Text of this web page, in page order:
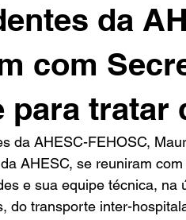
da
com
para tratar
AHESC, se reuniram
e sua equipe técnica,
do transporte inter-